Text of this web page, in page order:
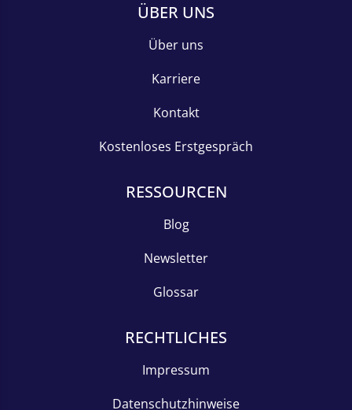
ÜBER UNS
Über uns
Karriere
Kontakt
Kostenloses Erstgespräch
RESSOURCEN
Blog
Newsletter
Glossar
RECHTLICHES
Impressum
Datenschutzhinweise